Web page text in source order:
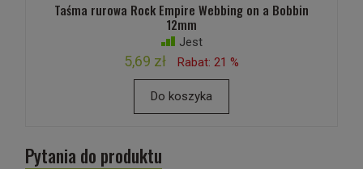
Taśma rurowa Rock Empire Webbing on a Bobbin
12mm
Jest
5,69 zł Rabat: 21 %
Do koszyka
Pytania do produktu